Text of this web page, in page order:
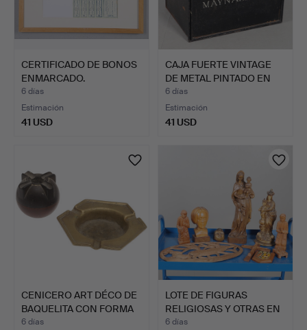
CERTIFICADO DE BONOS
ENMARCADO.
6 días
Estimación
41 USD
CAJA FUERTE VINTAGE
DE METAL PINTADO EN
NE…
6 días
Estimación
41 USD
CENICERO ART DÉCO DE
BAQUELITA CON FORMA
D…
6 días
LOTE DE FIGURAS
RELIGIOSAS Y OTRAS EN
MADE…
6 días